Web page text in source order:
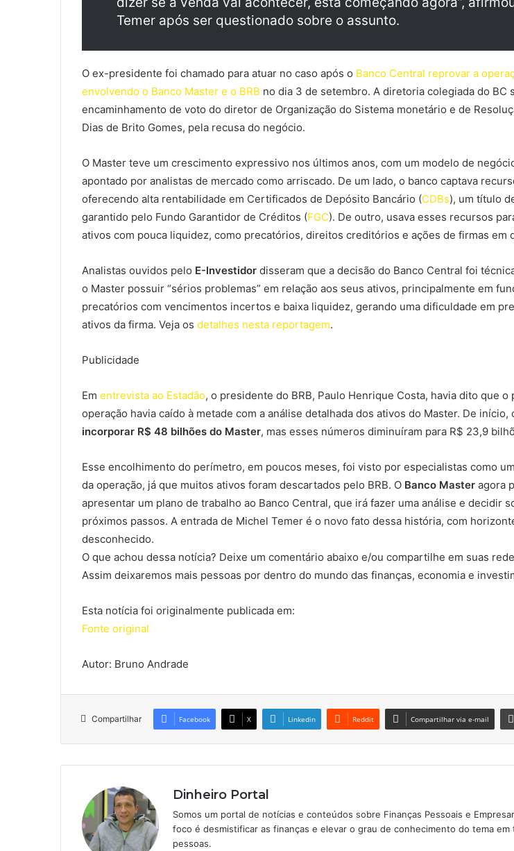
Temer após ser questionado sobre o assunto.
O ex-presidente foi chamado para atuar no caso após o Banco Central reprovar a
envolvendo o Banco Master e o BRB no dia 3 de setembro. A diretoria colegiada do BC
encaminhamento de voto do diretor de Organização do Sistema monetário e de
Dias de Brito Gomes​, pela recusa do negócio.
O Master teve um crescimento expressivo nos últimos anos, com um modelo de
apontado por analistas de mercado como arriscado. De um lado, o banco captava
oferecendo alta rentabilidade em Certificados de Depósito Bancário (CDBs), um título
garantido pelo Fundo Garantidor de Créditos (FGC). De outro, usava esses recursos
ativos com pouca liquidez, como precatórios, direitos creditórios e ações de firmas em
Analistas ouvidos pelo E-Investidor disseram que a decisão do Banco Central foi
o Master possuir “sérios problemas” em relação aos seus ativos, principalmente em
precatórios com vencimentos incertos e baixa liquidez, gerando uma dificuldade em
ativos da firma. Veja os detalhes nesta reportagem.
Publicidade
Em entrevista ao Estadão, o presidente do BRB, Paulo Henrique Costa, havia dito que o
operação havia caído à metade com a análise detalhada dos ativos do Master. De início,
incorporar R$ 48 bilhões do Master, mas esses números diminuíram para R$ 23,9
Esse encolhimento do perímetro, em poucos meses, foi visto por especialistas como
da operação, já que muitos ativos foram descartados pelo BRB. O Banco Master agora
apresentar um plano de trabalho ao Banco Central, que irá fazer uma análise e decidir
próximos passos. A entrada de Michel Temer é o novo fato dessa história, com
desconhecido.
O que achou dessa notícia? Deixe um comentário abaixo e/ou compartilhe em suas
Assim deixaremos mais pessoas por dentro do mundo das finanças, economia e
Esta notícia foi originalmente publicada em:
Fonte original
Autor: Bruno Andrade
Compartilhar Facebook X Linkedin Reddit Compartilhar via e-mail
Dinheiro Portal
Somos um portal de notícias e conteúdos sobre Finanças Pessoais e
foco é desmistificar as finanças e elevar o grau de conhecimento do tema em
pessoas.